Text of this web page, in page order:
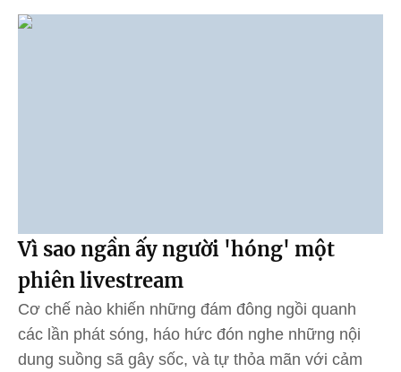
Vì sao ngần ấy người 'hóng' một
phiên livestream
Cơ chế nào khiến những đám đông ngồi quanh
các lần phát sóng, háo hức đón nghe những nội
dung suồng sã gây sốc, và tự thỏa mãn với cảm